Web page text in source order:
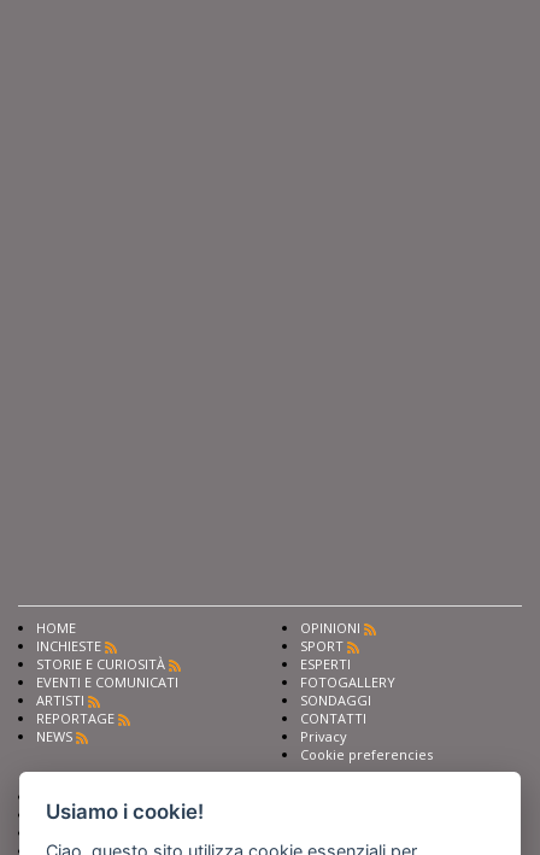
HOME
INCHIESTE
STORIE E CURIOSITÀ
EVENTI E COMUNICATI
ARTISTI
REPORTAGE
NEWS
OPINIONI
SPORT
ESPERTI
FOTOGALLERY
SONDAGGI
CONTATTI
Privacy
Cookie preferencies
Scrivi alla redazione
Sostieni Barinedita
Usiamo i cookie!
Ciao, questo sito utilizza cookie essenziali per